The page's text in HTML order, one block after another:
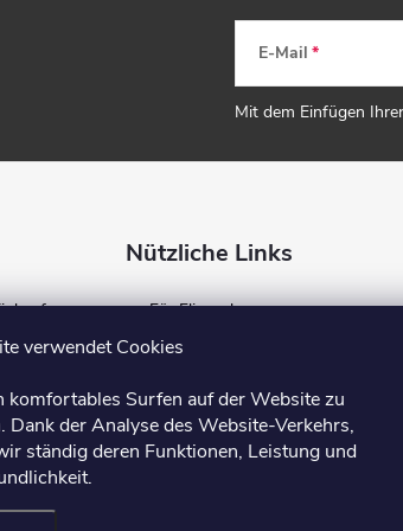
verwendet Cookies
komfortables Surfen auf der Website zu
Dank der Analyse des Website-Verkehrs,
ständig deren Funktionen, Leistung und
E-Mail
Mit dem Einfügen
Nützliche Links
Für Fliesenleger
Für Händler
B2B